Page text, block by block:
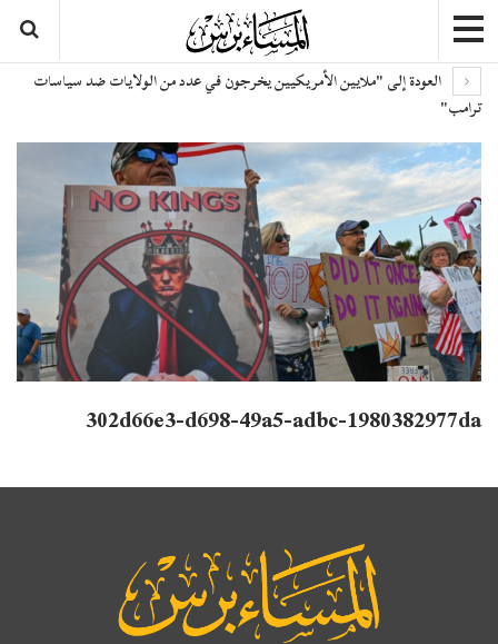
العودة إلى "ملايين الأمريكيين يخرجون في عدد من الولايات ضد سياسات
ترامب"
302d66e3-d698-49a5-adbc-1980382977da